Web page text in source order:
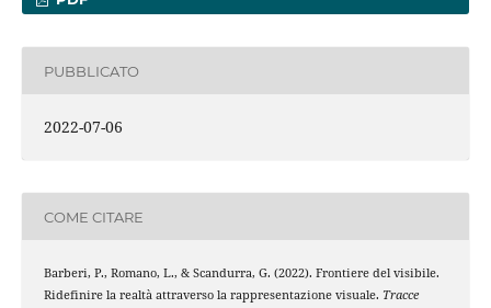
PUBBLICATO
2022-07-06
COME CITARE
Barberi, P., Romano, L., & Scandurra, G. (2022). Frontiere del visibile.
Ridefinire la realtà attraverso la rappresentazione visuale. Tracce